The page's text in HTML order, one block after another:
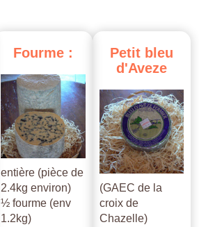
Fourme :
entière (pièce de
2.4kg environ)
½ fourme (env
1.2kg)
Petit bleu
d'Aveze
(GAEC de la
croix de
Chazelle)